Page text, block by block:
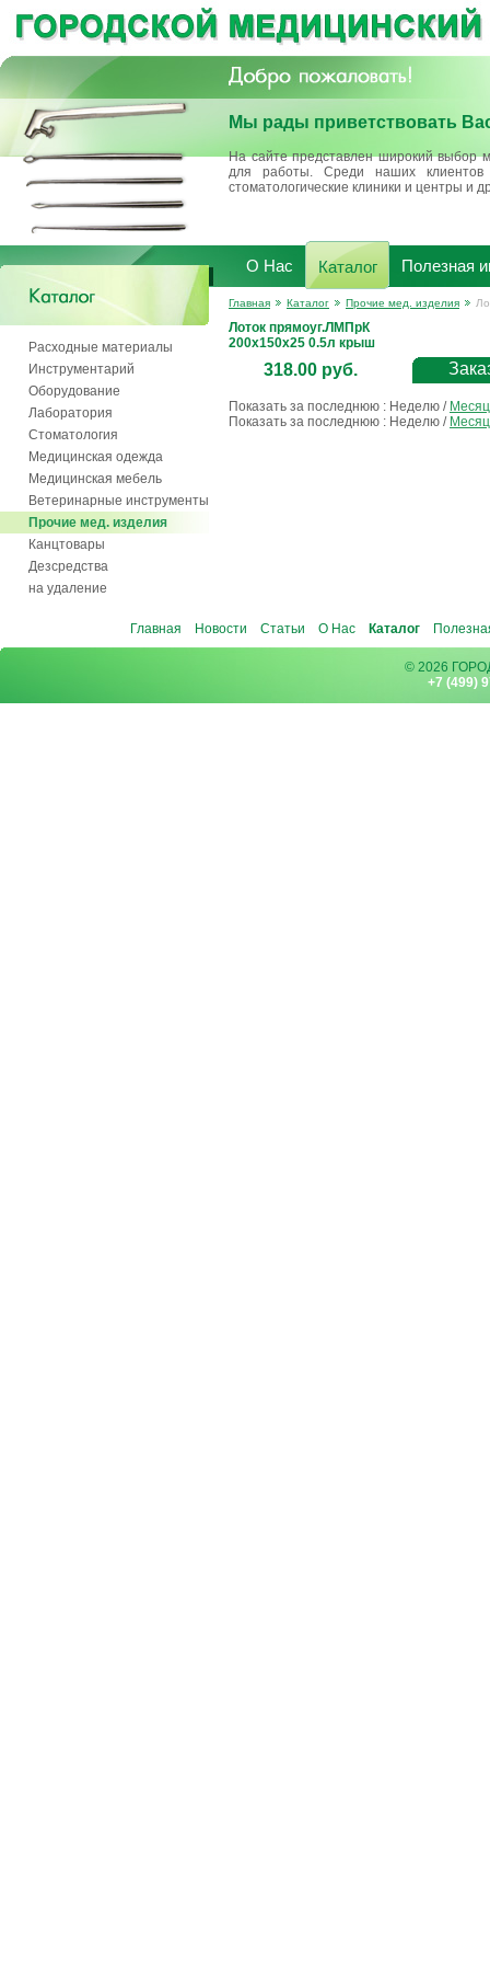
Мы рады приветствовать
На сайте представлен широкий выбор
для работы. Среди наших клиентов
стоматологические клиники и центры и
О Нас Каталог Полезная
Расходные материалы
Инструментарий
Оборудование
Лаборатория
Стоматология
Медицинская одежда
Медицинская мебель
Ветеринарные инструменты
Прочие мед. изделия
Канцтовары
Дезсредства
на удаление
Главная Каталог Прочие мед. изделия
Лоток прямоуг.ЛМПрК
200х150х25 0.5л крыш
318.00 руб.
Показать за последнюю : Неделю / Месяц
Показать за последнюю : Неделю / Месяц
Главная Новости Статьи О Нас Каталог
© 2026
+7 (499)